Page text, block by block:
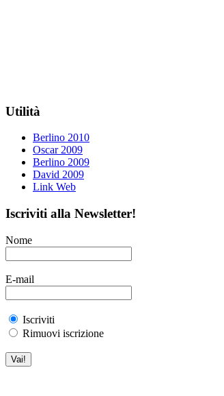
Utilità
Berlino 2010
Oscar 2009
Berlino 2009
David 2009
Link Web
Iscriviti alla Newsletter!
Nome
E-mail
Iscriviti
Rimuovi iscrizione